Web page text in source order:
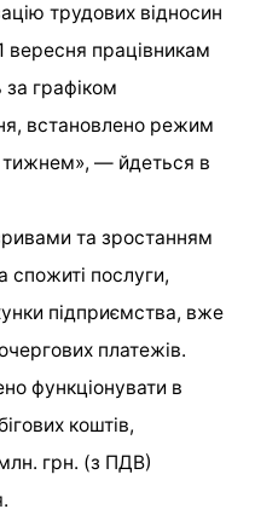
трудових відносин
вересня працівникам
графіком
встановлено режим
— йдеться в
та зростанням
спожиті послуги,
підприємства, вже
платежів.
функціонувати в
коштів,
грн. (з ПДВ)